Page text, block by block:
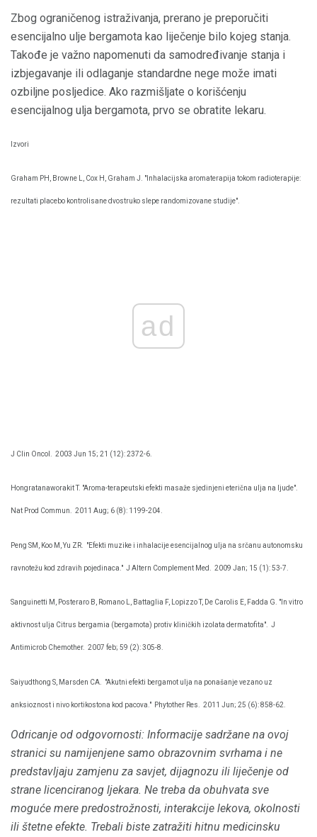
Zbog ograničenog istraživanja, prerano je preporučiti
esencijalno ulje bergamota kao liječenje bilo kojeg stanja.
Takođe je važno napomenuti da samodređivanje stanja i
izbjegavanje ili odlaganje standardne nege može imati
ozbiljne posljedice. Ako razmišljate o korišćenju
esencijalnog ulja bergamota, prvo se obratite lekaru.
Izvori
Graham PH, Browne L, Cox H, Graham J. "Inhalacijska aromaterapija tokom radioterapije:
rezultati placebo kontrolisane dvostruko slepe randomizovane studije".
ad
J Clin Oncol. 2003 Jun 15; 21 (12): 2372-6.
Hongratanaworakit T. "Aroma-terapeutski efekti masaže sjedinjeni eterična ulja na ljude".
Nat Prod Commun. 2011 Aug; 6 (8): 1199-204.
Peng SM, Koo M, Yu ZR. "Efekti muzike i inhalacije esencijalnog ulja na srčanu autonomsku
ravnotežu kod zdravih pojedinaca." J Altern Complement Med. 2009 Jan; 15 (1): 53-7.
Sanguinetti M, Posteraro B, Romano L, Battaglia F, Lopizzo T, De Carolis E, Fadda G. "In vitro
aktivnost ulja Citrus bergamia (bergamota) protiv kliničkih izolata dermatofita". J
Antimicrob Chemother. 2007 feb; 59 (2): 305-8.
Saiyudthong S, Marsden CA. "Akutni efekti bergamot ulja na ponašanje vezano uz
anksioznost i nivo kortikostona kod pacova." Phytother Res. 2011 Jun; 25 (6): 858-62.
Odricanje od odgovornosti: Informacije sadržane na ovoj
stranici su namijenjene samo obrazovnim svrhama i ne
predstavljaju zamjenu za savjet, dijagnozu ili liječenje od
strane licenciranog ljekara. Ne treba da obuhvata sve
moguće mere predostrožnosti, interakcije lekova, okolnosti
ili štetne efekte. Trebali biste zatražiti hitnu medicinsku